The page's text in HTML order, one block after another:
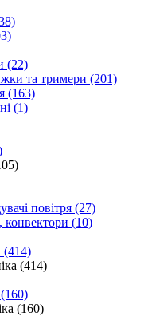
(22)
та тримери (201)
(163)
(1)
повітря (27)
конвектори (10)
(414)
(414)
(160)